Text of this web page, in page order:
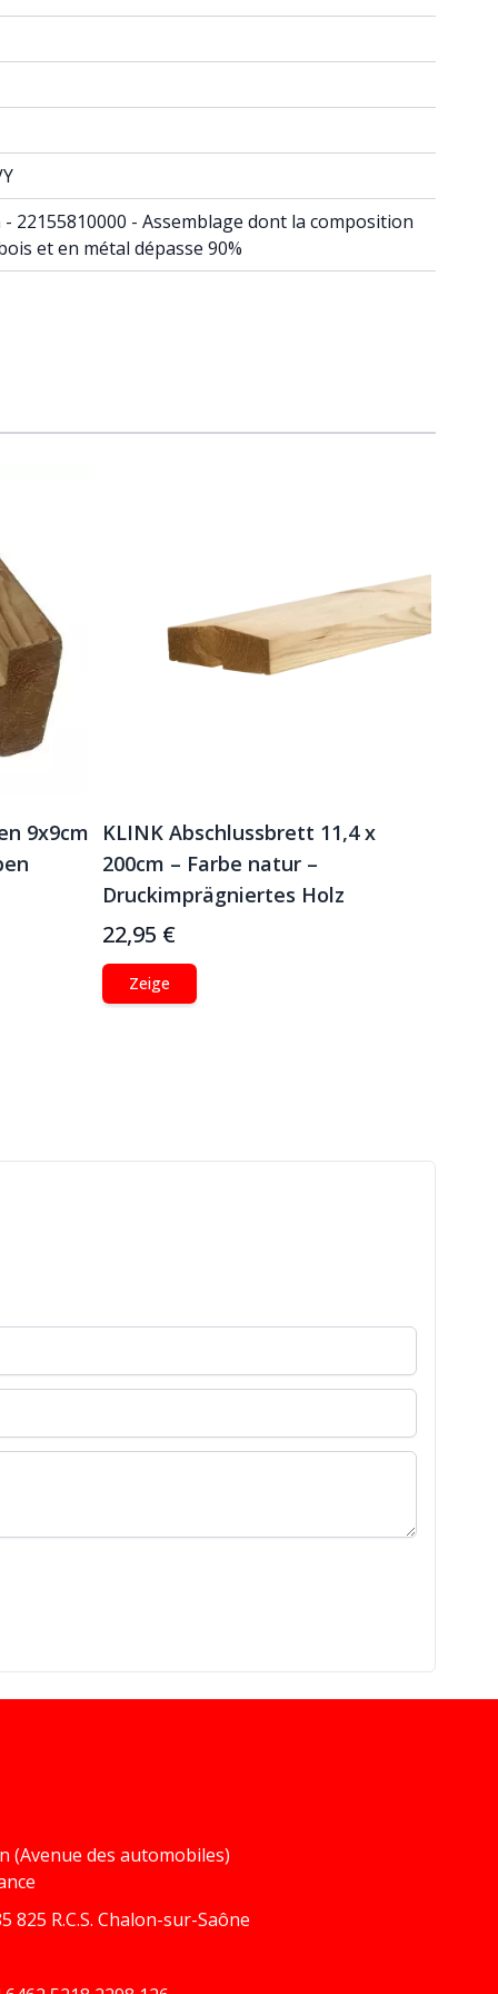
22155810000 - Assemblage dont la composition
et en métal dépasse 90%
9x9cm
KLINK Abschlussbrett 11,4 x
200cm – Farbe natur –
Druckimprägniertes Holz
22,95 €
Zeige
(Avenue des automobiles)
825 R.C.S. Chalon-sur-Saône